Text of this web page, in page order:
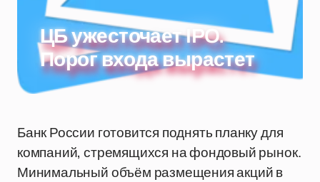
ЦБ ужесточает IPO.
Порог входа вырастет
Банк России готовится поднять планку для
компаний, стремящихся на фондовый рынок.
Минимальный объём размещения акций в